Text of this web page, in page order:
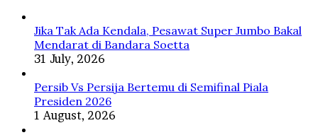
Alasan
Pertamina
Jika Tak Ada Kendala, Pesawat Super Jumbo Bakal
Mendarat di Bandara Soetta
31 July, 2026
Persib Vs Persija Bertemu di Semifinal Piala
Presiden 2026
1 August, 2026